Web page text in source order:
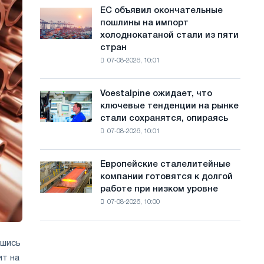
с
а
на
трамвайных
путей
объявил
окончательные
холоднокатаной
стали
из
ЕС объявил окончательные
пошлины на импорт
холоднокатаной стали из пяти
стран
07-08-2026, 10:01
Voestalpine
ожидает,
что
рынке
стали
на
Voestalpine ожидает, что
ключевые тенденции на рынке
стали сохранятся, опираясь
07-08-2026, 10:01
Европейские
сталелитейные
компании
Европейские сталелитейные
компании готовятся к долгой
работе при низком уровне
07-08-2026, 10:00